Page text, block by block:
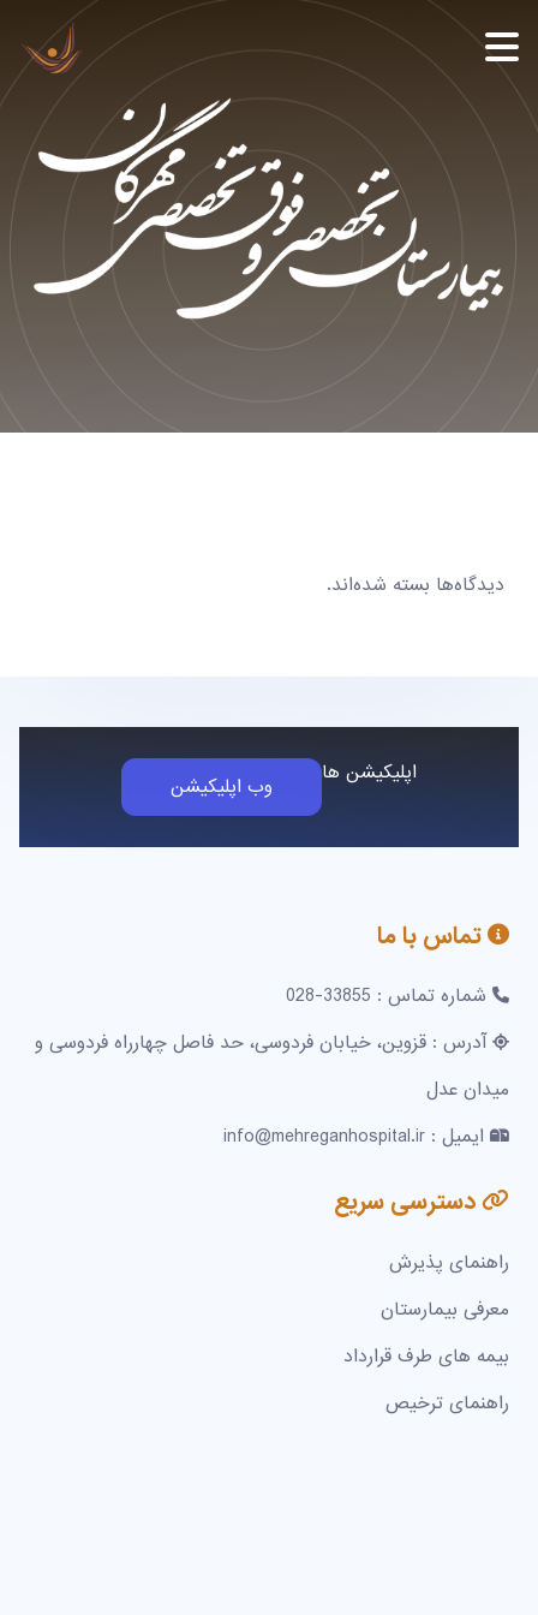
دیدگاه‌ها بسته شده‌اند.
اپلیکیشن ها وب اپلیکیشن
تماس با ما
شماره تماس : 33855-028
آدرس : قزوین، خیابان فردوسی، حد فاصل چهارراه فردوسی و
میدان عدل
ایمیل : info@mehreganhospital.ir
دسترسی سریع
راهنمای پذیرش
معرفی بیمارستان
بیمه های طرف قرارداد
راهنمای ترخیص